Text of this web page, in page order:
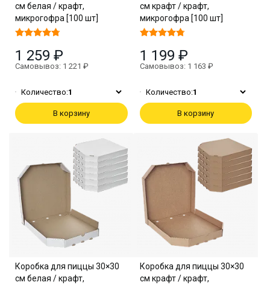
см белая / крафт,
микрогофра [100 шт]
1 259 ₽
Самовывоз: 1 221 ₽
Количество:1
В корзину
см крафт / крафт,
микрогофра [100 шт]
1 199 ₽
Самовывоз: 1 163 ₽
Количество:1
В корзину
Коробка для пиццы 30×30
см белая / крафт,
Коробка для пиццы 30×30
см крафт / крафт,